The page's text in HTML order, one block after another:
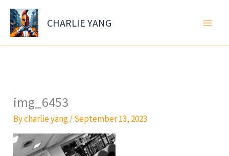
Skip
content
CHARLIE YANG
img_6453
Bycharlie yang/September 13, 2023